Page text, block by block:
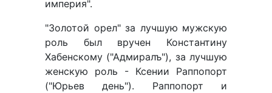
империя".
"Золотой орел" за лучшую мужскую
роль был вручен Константину
Хабенскому ("Адмиралъ"), за лучшую
женскую роль - Ксении Раппопорт
("Юрьев день"). Раппопорт и